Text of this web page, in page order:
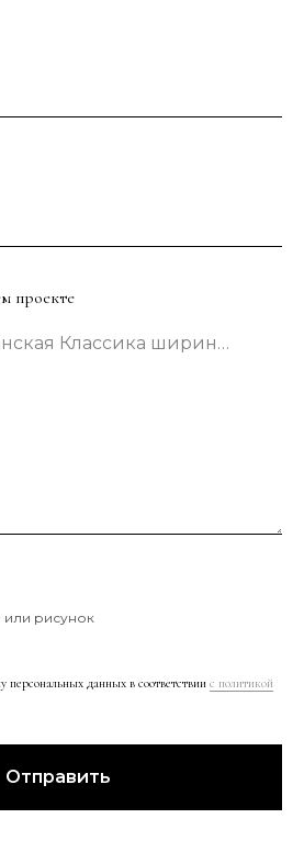
проекте
Консоль Американская Классика шириной 133 сантиметра в зеленом цвете
или рисунок
персональных данных в соответствии с политикой
Отправить